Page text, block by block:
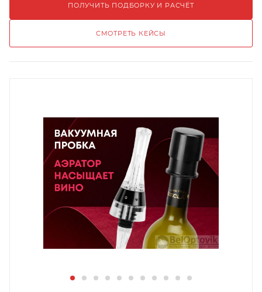
ПОЛУЧИТЬ ПОДБОРКУ И РАСЧЁТ
СМОТРЕТЬ КЕЙСЫ